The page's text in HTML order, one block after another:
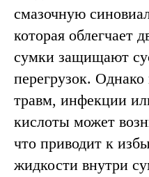
смазочную
которая облегчает
сумки защищают
перегрузок.
травм, инфекции
кислоты может
что приводит к
жидкости внутри